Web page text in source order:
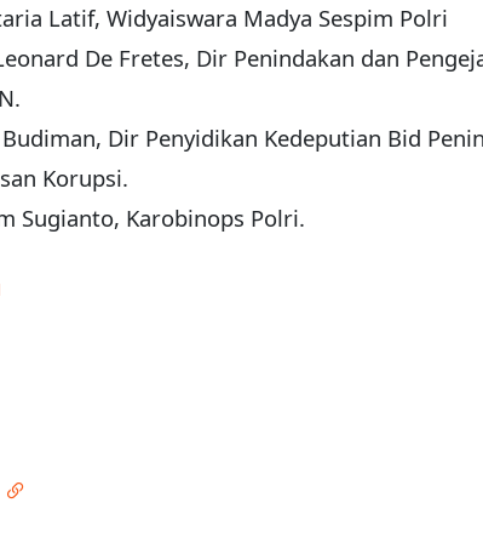
Latif, Widyaiswara Madya Sespim Polri
De Fretes, Dir Penindakan dan
Dir Penyidikan Kedeputian Bid
Korupsi.
Sugianto, Karobinops Polri.